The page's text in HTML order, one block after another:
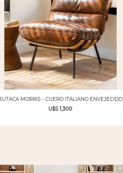
MORRIS - CUERO ITALIANO ENVEJECIDO
U$S 1,300